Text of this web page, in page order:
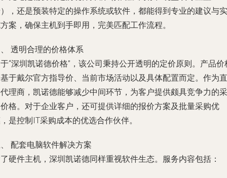
，还是预装特定的操作系统或软件，都能得到专业的建议与实
案，确保主机到手即用，完美匹配工作流程。
透明合理的价格体系
“深圳凯诺德价格”，该公司秉持公开透明的定价原则。产品价
于戴尔官方指导价、当前市场活动以及具体配置而定。作为直
理商，凯诺德能够减少中间环节，为客户提供颇具竞争力的采
格。对于企业客户，还可提供详细的报价方案及批量采购优
是控制IT采购成本的优选合作伙伴。
配套电脑软件解决方案
硬件主机，深圳凯诺德同样重视软件生态。服务内容包括：